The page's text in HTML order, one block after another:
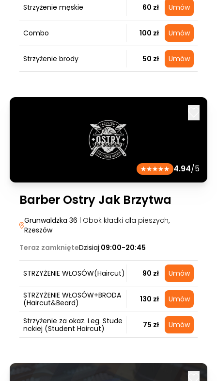
Strzyżenie męskie 60 zł Umów
Combo 100 zł Umów
Strzyżenie brody 50 zł Umów
4.94/5
Barber Ostry Jak Brzytwa
Grunwaldzka 36 | Obok kładki dla pieszych,
Rzeszów
Teraz zamknięteDzisiaj:09:00-20:45
STRZYŻENIE WŁOSÓW(Haircut) 90 zł Umów
STRZYŻENIE WŁOSÓW+BRODA
(Haircut&Beard)
130 zł Umów
Strzyżenie za okaz. Leg. Stude
nckiej (Student Haircut)
75 zł Umów